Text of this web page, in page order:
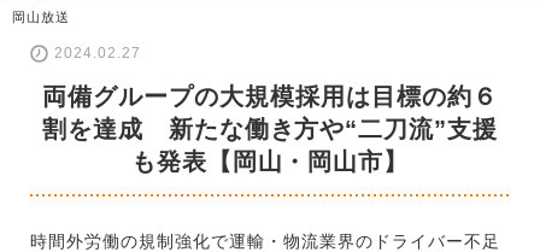
岡山放送
2024.02.27
両備グループの大規模採用は目標の約６
割を達成 新たな働き方や“二刀流”支援
も発表【岡山・岡山市】
時間外労働の規制強化で運輸・物流業界のドライバー不足